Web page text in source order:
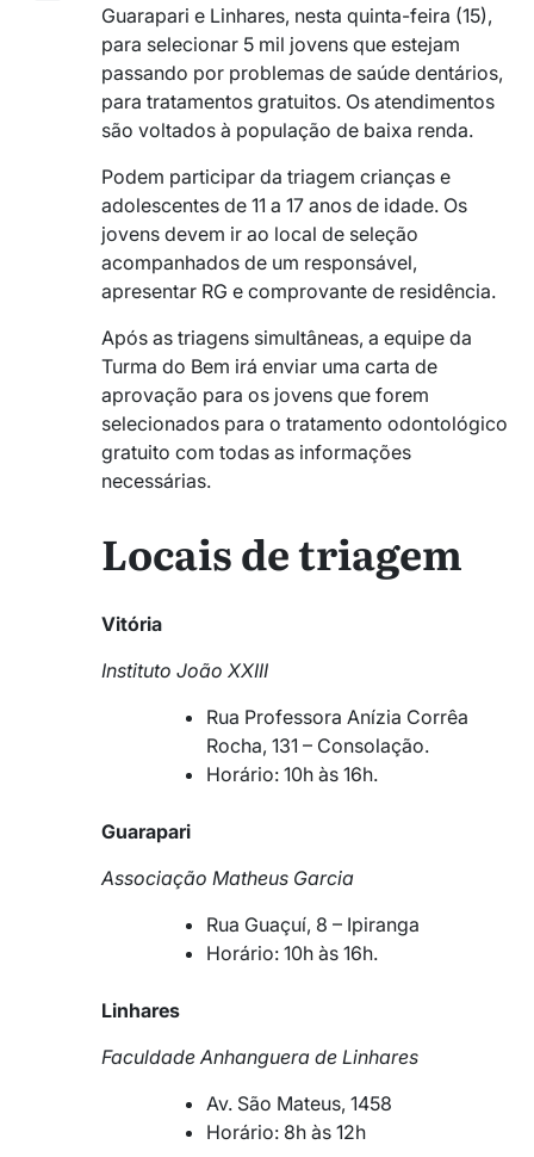
Guarapari e Linhares, nesta quinta-feira (15),
para selecionar 5 mil jovens que estejam
passando por problemas de saúde dentários,
para tratamentos gratuitos. Os atendimentos
são voltados à população de baixa renda.
Podem participar da triagem crianças e
adolescentes de 11 a 17 anos de idade. Os
jovens devem ir ao local de seleção
acompanhados de um responsável,
apresentar RG e comprovante de residência.
Após as triagens simultâneas, a equipe da
Turma do Bem irá enviar uma carta de
aprovação para os jovens que forem
selecionados para o tratamento odontológico
gratuito com todas as informações
necessárias.
Locais de triagem
Vitória
Instituto João XXIII
Rua Professora Anízia Corrêa
Rocha, 131 – Consolação.
Horário: 10h às 16h.
Guarapari
Associação Matheus Garcia
Rua Guaçuí, 8 – Ipiranga
Horário: 10h às 16h.
Linhares
Faculdade Anhanguera de Linhares
Av. São Mateus, 1458
Horário: 8h às 12h